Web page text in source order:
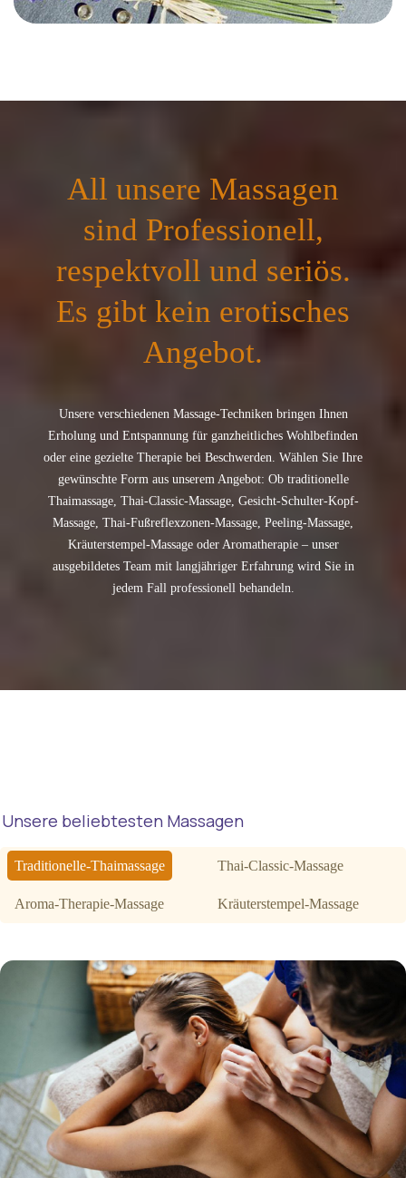
All unsere Massagen
sind Professionell,
respektvoll und seriös.
Es gibt kein erotisches
Angebot.
Unsere verschiedenen Massage-Techniken bringen Ihnen
Erholung und Entspannung für ganzheitliches Wohlbefinden
oder eine gezielte Therapie bei Beschwerden. Wählen Sie Ihre
gewünschte Form aus unserem Angebot: Ob traditionelle
Thaimassage, Thai-Classic-Massage, Gesicht-Schulter-Kopf-
Massage, Thai-Fußreflexzonen-Massage, Peeling-Massage,
Kräuterstempel-Massage oder Aromatherapie – unser
ausgebildetes Team mit langjähriger Erfahrung wird Sie in
jedem Fall professionell behandeln.
Unsere beliebtesten Massagen
Traditionelle-Thaimassage Thai-Classic-Massage
Aroma-Therapie-Massage Kräuterstempel-Massage